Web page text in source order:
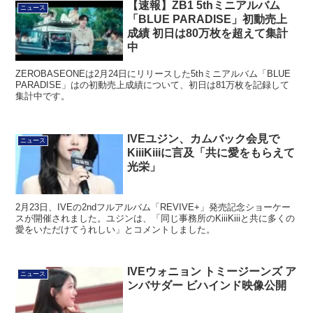
ニュース
【速報】ZB1 5thミニアルバム
「BLUE PARADISE」初動売上
成績 初日は80万枚を超えて集計
中
ZEROBASEONEは2月24日にリリースした5thミニアルバム「BLUE
PARADISE」はの初動売上成績について、初日は81万枚を記録して
集計中です。
ニュース
IVEユジン、カムバック会見で
KiiiKiiiに言及「共に愛をもらえて
光栄」
2月23日、IVEの2ndフルアルバム「REVIVE+」発売記念ショーケー
スが開催されました。ユジンは、「同じ事務所のKiiiKiiiと共に多くの
愛をいただけてうれしい」とコメントしました。
ニュース
IVEウォニョン トミージーンズ ア
ンバサダー ビハインド映像公開